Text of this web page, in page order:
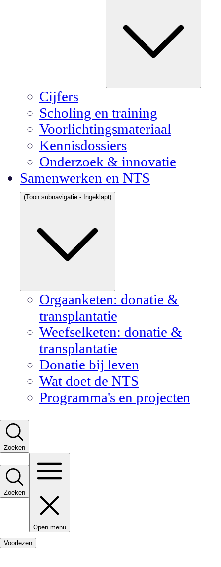
Cijfers
Scholing en training
Voorlichtingsmateriaal
Kennisdossiers
Onderzoek & innovatie
Samenwerken en NTS
(Toon subnavigatie - Ingeklapt)
Orgaanketen: donatie &
transplantatie
Weefselketen: donatie &
transplantatie
Donatie bij leven
Wat doet de NTS
Programma's en projecten
Zoeken
Zoeken
Open menu
Voorlezen